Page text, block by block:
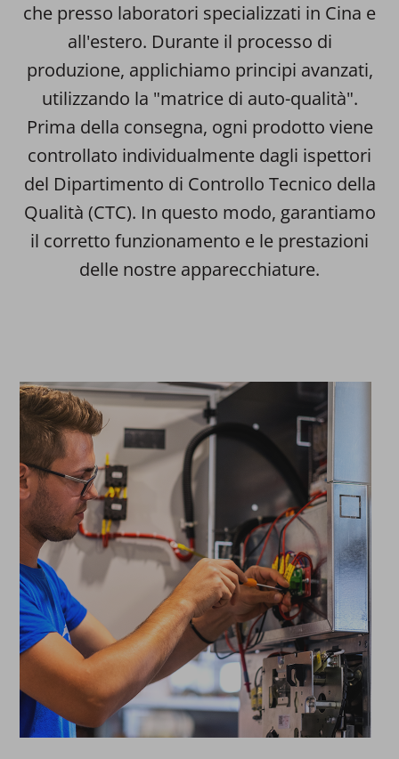
che presso laboratori specializzati in Cina e
all'estero. Durante il processo di
produzione, applichiamo principi avanzati,
utilizzando la "matrice di auto-qualità".
Prima della consegna, ogni prodotto viene
controllato individualmente dagli ispettori
del Dipartimento di Controllo Tecnico della
Qualità (CTC). In questo modo, garantiamo
il corretto funzionamento e le prestazioni
delle nostre apparecchiature.